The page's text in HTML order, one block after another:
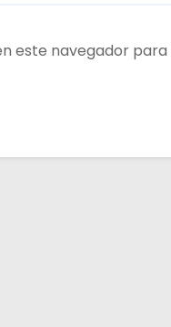
este navegador